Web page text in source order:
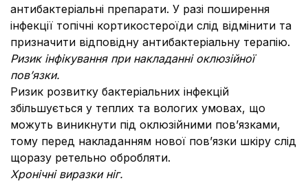
антибактеріальні препарати. У разі поширення
інфекції топічні кортикостероїди слід відмінити та
призначити відповідну антибактеріальну терапію.
Ризик інфікування при накладанні оклюзійної
пов’язки.
Ризик розвитку бактеріальних інфекцій
збільшується у теплих та вологих умовах, що
можуть виникнути під оклюзійними пов’язками,
тому перед накладанням нової пов’язки шкіру слід
щоразу ретельно обробляти.
Хронічні виразки ніг.